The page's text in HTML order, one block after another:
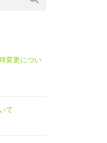
変更につい
て